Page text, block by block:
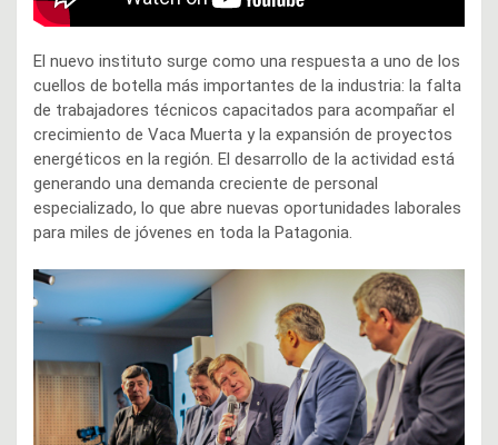
El nuevo instituto surge como una respuesta a uno de los
cuellos de botella más importantes de la industria: la falta
de trabajadores técnicos capacitados para acompañar el
crecimiento de Vaca Muerta y la expansión de proyectos
energéticos en la región. El desarrollo de la actividad está
generando una demanda creciente de personal
especializado, lo que abre nuevas oportunidades laborales
para miles de jóvenes en toda la Patagonia.